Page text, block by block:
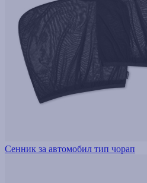
Сенник за автомобил тип чорап